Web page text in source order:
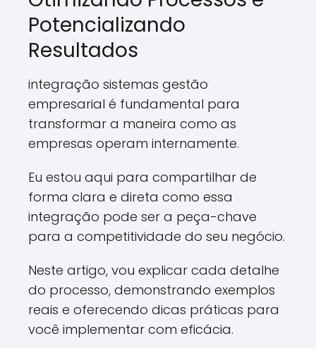
Potencializando
Resultados
integração sistemas gestão
empresarial é fundamental para
transformar a maneira como as
empresas operam internamente.
Eu estou aqui para compartilhar de
forma clara e direta como essa
integração pode ser a peça-chave
para a competitividade do seu negócio.
Neste artigo, vou explicar cada detalhe
do processo, demonstrando exemplos
reais e oferecendo dicas práticas para
você implementar com eficácia.